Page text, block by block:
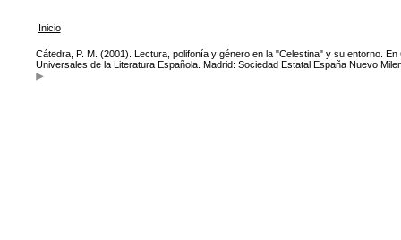
Inicio
Cátedra, P. M. (2001). Lectura, polifonía y género en la "Celestina" y su entorno.
Universales de la Literatura Española. Madrid: Sociedad Estatal España Nuevo